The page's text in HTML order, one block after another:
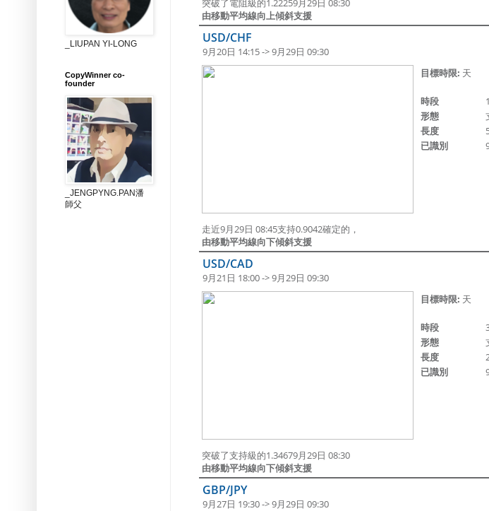
突破了電阻級的1.22259月29日 08:30
由移動平均線向上傾斜支援
USD/CHF
9月20日 14:15 -> 9月29日 09:30
目標時限: 天
時段
形態
長度
已識別
走近9月29日 08:45支持0.9042確定的，
由移動平均線向下傾斜支援
USD/CAD
9月21日 18:00 -> 9月29日 09:30
目標時限: 天
時段
形態
長度
已識別
突破了支持級的1.34679月29日 08:30
由移動平均線向下傾斜支援
GBP/JPY
9月27日 19:30 -> 9月29日 09:30
_LIUPAN YI-LONG
CopyWinner co-
founder
_JENGPYNG.PAN潘
師父